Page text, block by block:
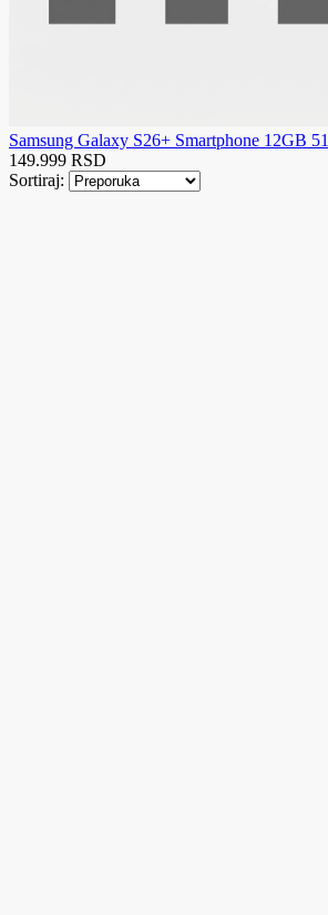
Samsung Galaxy S26+ Smartphone 12GB
149.999 RSD
Sortiraj: